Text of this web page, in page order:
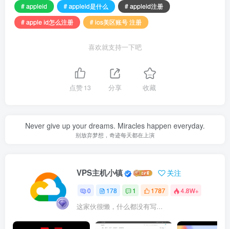
# appleid
# appleid是什么
# appleid注册
# apple id怎么注册
# ios美区账号 注册
喜欢就支持一下吧
点赞13 分享 收藏
Never give up your dreams. Miracles happen everyday.
别放弃梦想，奇迹每天都在上演
VPS主机小镇 关注
0 178 1 1787 4.8W+
这家伙很懒，什么都没有写...